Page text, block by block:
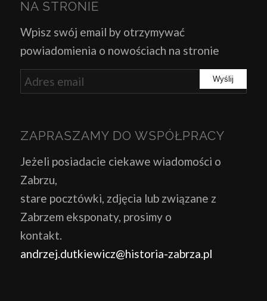
NA STRONIE
Wpisz swój email by otrzymywać
powiadomienia o nowościach na stronie
ZAPRASZAMY DO WSPÓŁPRACY
Jeżeli posiadacie ciekawe wiadomości o
Zabrzu,
stare pocztówki, zdjęcia lub związane z
Zabrzem eksponaty, prosimy o
kontakt.
andrzej.dutkiewicz@historia-zabrza.pl